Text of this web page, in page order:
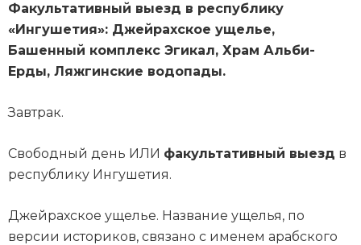
Факультативный выезд в республику
«Ингушетия»: Джейрахское ущелье,
Башенный комплекс Эгикал, Храм Альби-
Ерды, Ляжгинские водопады.
Завтрак.
Свободный день ИЛИ факультативный выезд в
республику Ингушетия.
Джейрахское ущелье. Название ущелья, по
версии историков, связано с именем арабского